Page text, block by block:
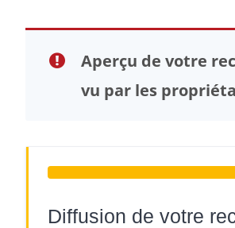
Aperçu de votre
vu par les
Diffusion de votre